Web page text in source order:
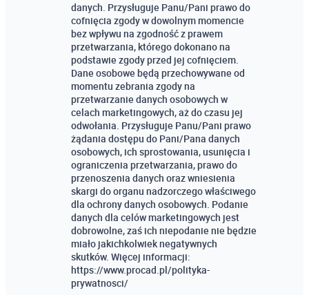
danych. Przysługuje Panu/Pani prawo do
cofnięcia zgody w dowolnym momencie
bez wpływu na zgodność z prawem
przetwarzania, którego dokonano na
podstawie zgody przed jej cofnięciem.
Dane osobowe będą przechowywane od
momentu zebrania zgody na
przetwarzanie danych osobowych w
celach marketingowych, aż do czasu jej
odwołania. Przysługuje Panu/Pani prawo
żądania dostępu do Pani/Pana danych
osobowych, ich sprostowania, usunięcia i
ograniczenia przetwarzania, prawo do
przenoszenia danych oraz wniesienia
skargi do organu nadzorczego właściwego
dla ochrony danych osobowych. Podanie
danych dla celów marketingowych jest
dobrowolne, zaś ich niepodanie nie będzie
miało jakichkolwiek negatywnych
skutków. Więcej informacji:
https://www.procad.pl/polityka-
prywatnosci/